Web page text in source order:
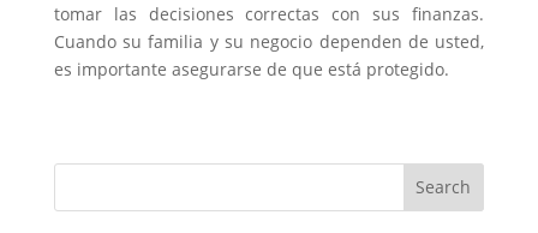
tomar las decisiones correctas con sus finanzas.
Cuando su familia y su negocio dependen de usted,
es importante asegurarse de que está protegido.
Search